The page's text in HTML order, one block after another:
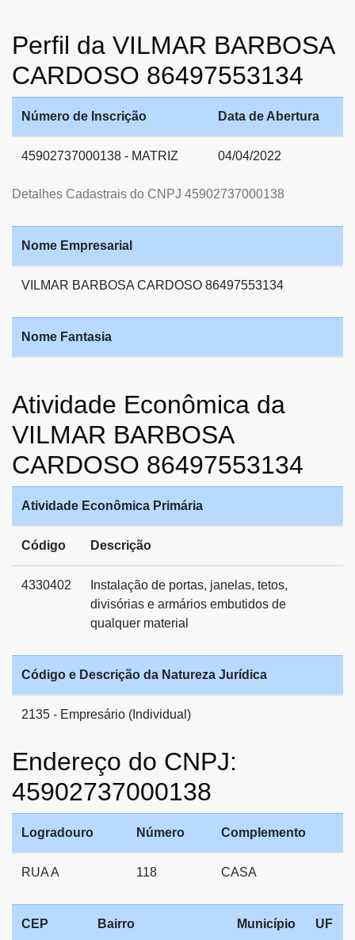
Perfil da VILMAR BARBOSA
CARDOSO 86497553134
Detalhes Cadastrais do CNPJ 45902737000138
Número de Inscrição Data de Abertura
45902737000138 - MATRIZ 04/04/2022
Nome Empresarial
VILMAR BARBOSA CARDOSO 86497553134
Nome Fantasia
Atividade Econômica da
VILMAR BARBOSA
CARDOSO 86497553134
Atividade Econômica Primária
Código Descrição
4330402
Instalação de portas, janelas, tetos,
divisórias e armários embutidos de
qualquer material
Código e Descrição da Natureza Jurídica
2135 - Empresário (Individual)
Endereço do CNPJ:
45902737000138
Logradouro Número Complemento
RUA A 118 CASA
CEP Bairro Município UF